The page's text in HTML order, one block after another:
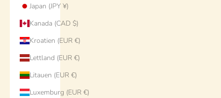
Japan (JPY ¥)
Kanada (CAD $)
Kroatien (EUR €)
Lettland (EUR €)
Litauen (EUR €)
Luxemburg (EUR €)